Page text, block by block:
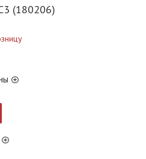
(180206)